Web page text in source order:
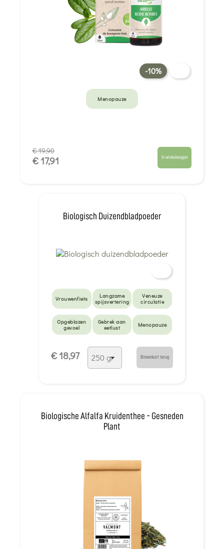
-10%
Menopauze
€ 19,90
€ 17,91 In winkelwagen
Biologisch Duizendbladpoeder
Vrouwenfiets
Langzame
spijsvertering
Veneuze
circulatie
Opgeblazen
gevoel
Gebrek aan
eetlust
Menopauze
Maagzuur
€ 18,97 Binnenkort terug
Biologische Alfalfa Kruidenthee - Gesneden
Plant